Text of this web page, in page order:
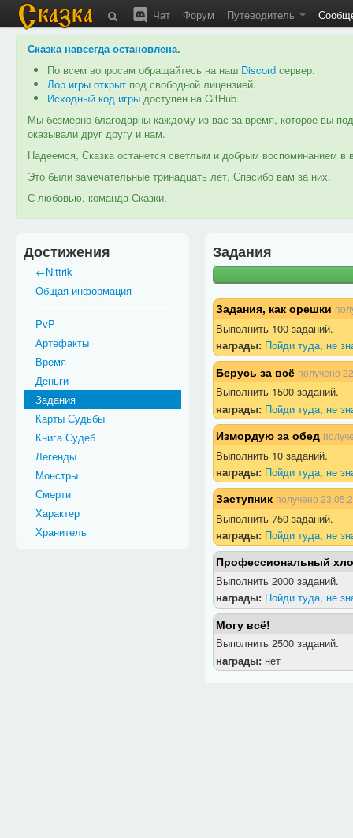
Чат Форум Путеводитель
Сказка навсегда остановлена.
По всем вопросам обращайтесь на наш Discord сервер.
Лор игры открыт под свободной лицензией.
Исходный код игры доступен на GitHub.
Мы безмерно благодарны каждому из вас за время, которое вы
оказывали друг другу и нам.
Надеемся, Сказка останется светлым и добрым воспоминанием
Это были замечательные тринадцать лет. Спасибо вам за них.
С любовью, команда Сказки.
Достижения
←Nittrik
Общая информация
PvP
Артефакты
Время
Деньги
Задания
Карты Судьбы
Книга Судеб
Легенды
Монстры
Смерти
Характер
Хранитель
Задания
Задания, как орешки
Выполнить 100 заданий.
награды: Пойди туда, не
Берусь за всё получено
Выполнить 1500 заданий.
награды: Пойди туда, не
Измордую за обед
Выполнить 10 заданий.
награды: Пойди туда, не
Заступник получено
Выполнить 750 заданий.
награды: Пойди туда, не
Профессиональный
Выполнить 2000 заданий.
награды: Пойди туда, не
Могу всё!
Выполнить 2500 заданий.
награды: нет